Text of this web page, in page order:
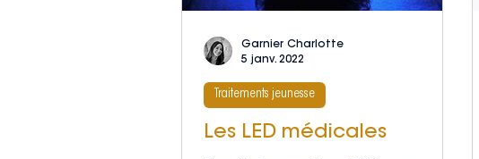
Les LED médicales
Traitements jeunesse
Garnier Charlotte
5 janv. 2022